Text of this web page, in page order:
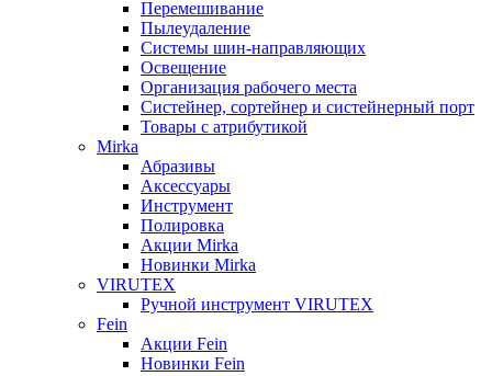
Перемешивание
Пылеудаление
Системы шин-направляющих
Освещение
Организация рабочего места
Систейнер, сортейнер и систейнерный порт
Товары с атрибутикой
Mirka
Абразивы
Аксессуары
Инструмент
Полировка
Акции Mirka
Новинки Mirka
VIRUTEX
Ручной инструмент VIRUTEX
Fein
Акции Fein
Новинки Fein